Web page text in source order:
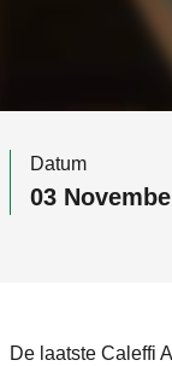
Datum
03
De laatste Caleffi